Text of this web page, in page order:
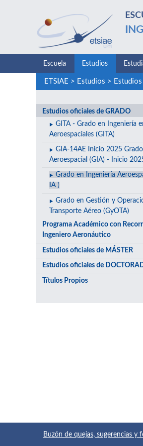
Escuela Estudios
ETSIAE > Estudios >
Estudios oficiales de GRADO
GITA - Grado en Ingeniería
Aeroespaciales (GITA)
GIA-14AE Inicio 2025
Aeroespacial (GIA) - Inicio
Grado en Ingeniería
IA )
Grado en Gestión y
Transporte Aéreo (GyOTA)
Programa Académico con
Ingeniero Aeronáutico
Estudios oficiales de MÁSTER
Estudios oficiales de
Títulos Propios
Buzón de quejas, sugerencias y